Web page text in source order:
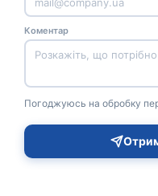
Коментар
Погоджуюсь на обробку